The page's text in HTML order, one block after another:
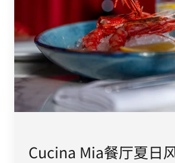
Cucina Mia餐厅夏日